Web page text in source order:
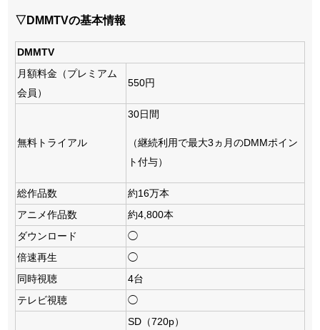
▽DMMTVの基本情報
DMMTV
月額料金（プレミアム
会員）
550円
無料トライアル
30日間
（継続利用で最大3ヵ月のDMMポイン
ト付与）
総作品数
約16万本
アニメ作品数
約4,800本
ダウンロード
◯
倍速再生
◯
同時視聴
4台
テレビ視聴
◯
SD（720p）